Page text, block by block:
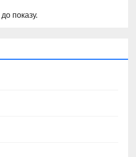
показу.